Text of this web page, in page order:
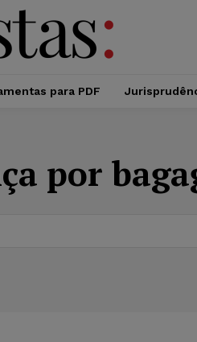
para PDF
por